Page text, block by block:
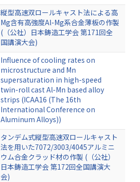
縦型高速双ロールキャスト法による高
Mg含有高強度Al-Mg系合金薄板の作製
(（公社）日本鋳造工学会 第171回全
国講演大会)
Influence of cooling rates on
microstructure and Mn
supersaturation in high-speed
twin-roll cast Al-Mn based alloy
strips (ICAA16 (The 16th
International Conference on
Aluminum Alloys))
タンデム式縦型高速双ロールキャスト
法を用いた7072/3003/4045アルミニ
ウム合金クラッド材の作製 (（公社）
日本鋳造工学会 第172回全国講演大
会)